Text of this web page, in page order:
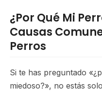
¿Por Qué Mi
Causas
Perros
Si te has preguntado
miedoso?», no estás